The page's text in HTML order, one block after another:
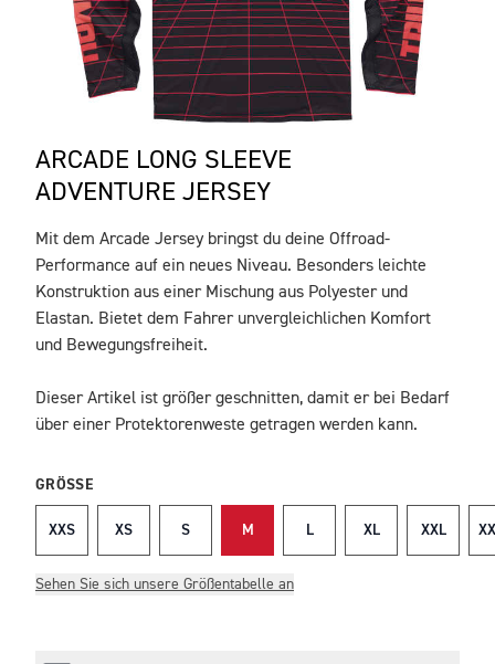
ARCADE LONG SLEEVE
ADVENTURE JERSEY
BESCHREIBUNG
Mit dem Arcade Jersey bringst du deine Offroad-
Performance auf ein neues Niveau. Besonders leichte
Konstruktion aus einer Mischung aus Polyester und
Elastan. Bietet dem Fahrer unvergleichlichen Komfort
und Bewegungsfreiheit.
Dieser Artikel ist größer geschnitten, damit er bei Bedarf
über einer Protektorenweste getragen werden kann.
GRÖSSE
XXS XS S M L XL XXL
Sehen Sie sich unsere Größentabelle an